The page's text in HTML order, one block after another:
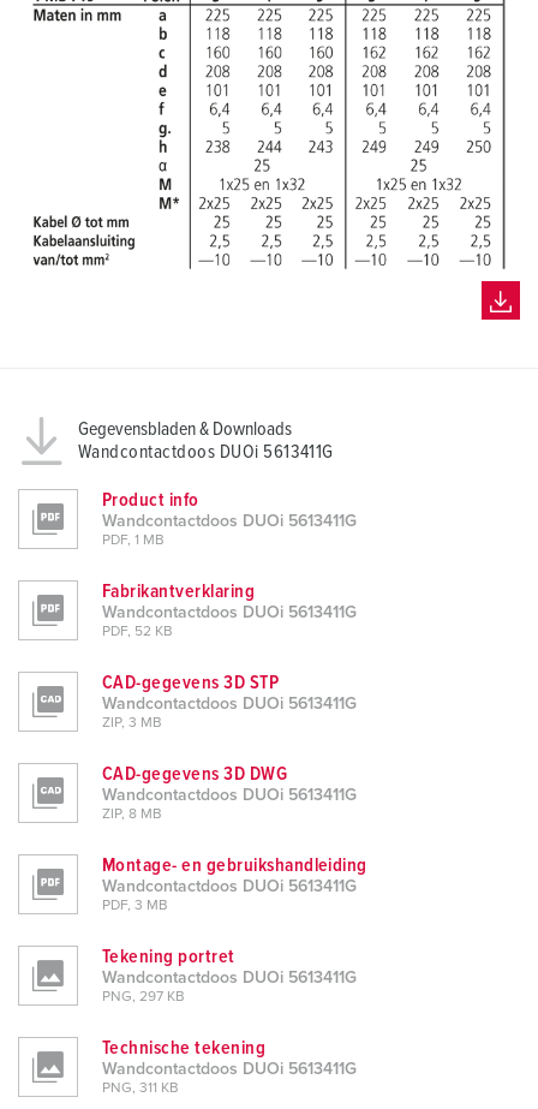
h
Gegevensbladen & Downloads
Wandcontactdoos DUOi 5613411G
Product info
Wandcontactdoos DUOi 5613411G
PDF, 1 MB
Fabrikantverklaring
Wandcontactdoos DUOi 5613411G
PDF, 52 KB
CAD-gegevens 3D STP
Wandcontactdoos DUOi 5613411G
ZIP, 3 MB
CAD-gegevens 3D DWG
Wandcontactdoos DUOi 5613411G
ZIP, 8 MB
Montage- en gebruikshandleiding
Wandcontactdoos DUOi 5613411G
PDF, 3 MB
Tekening portret
Wandcontactdoos DUOi 5613411G
PNG, 297 KB
Technische tekening
Wandcontactdoos DUOi 5613411G
PNG, 311 KB